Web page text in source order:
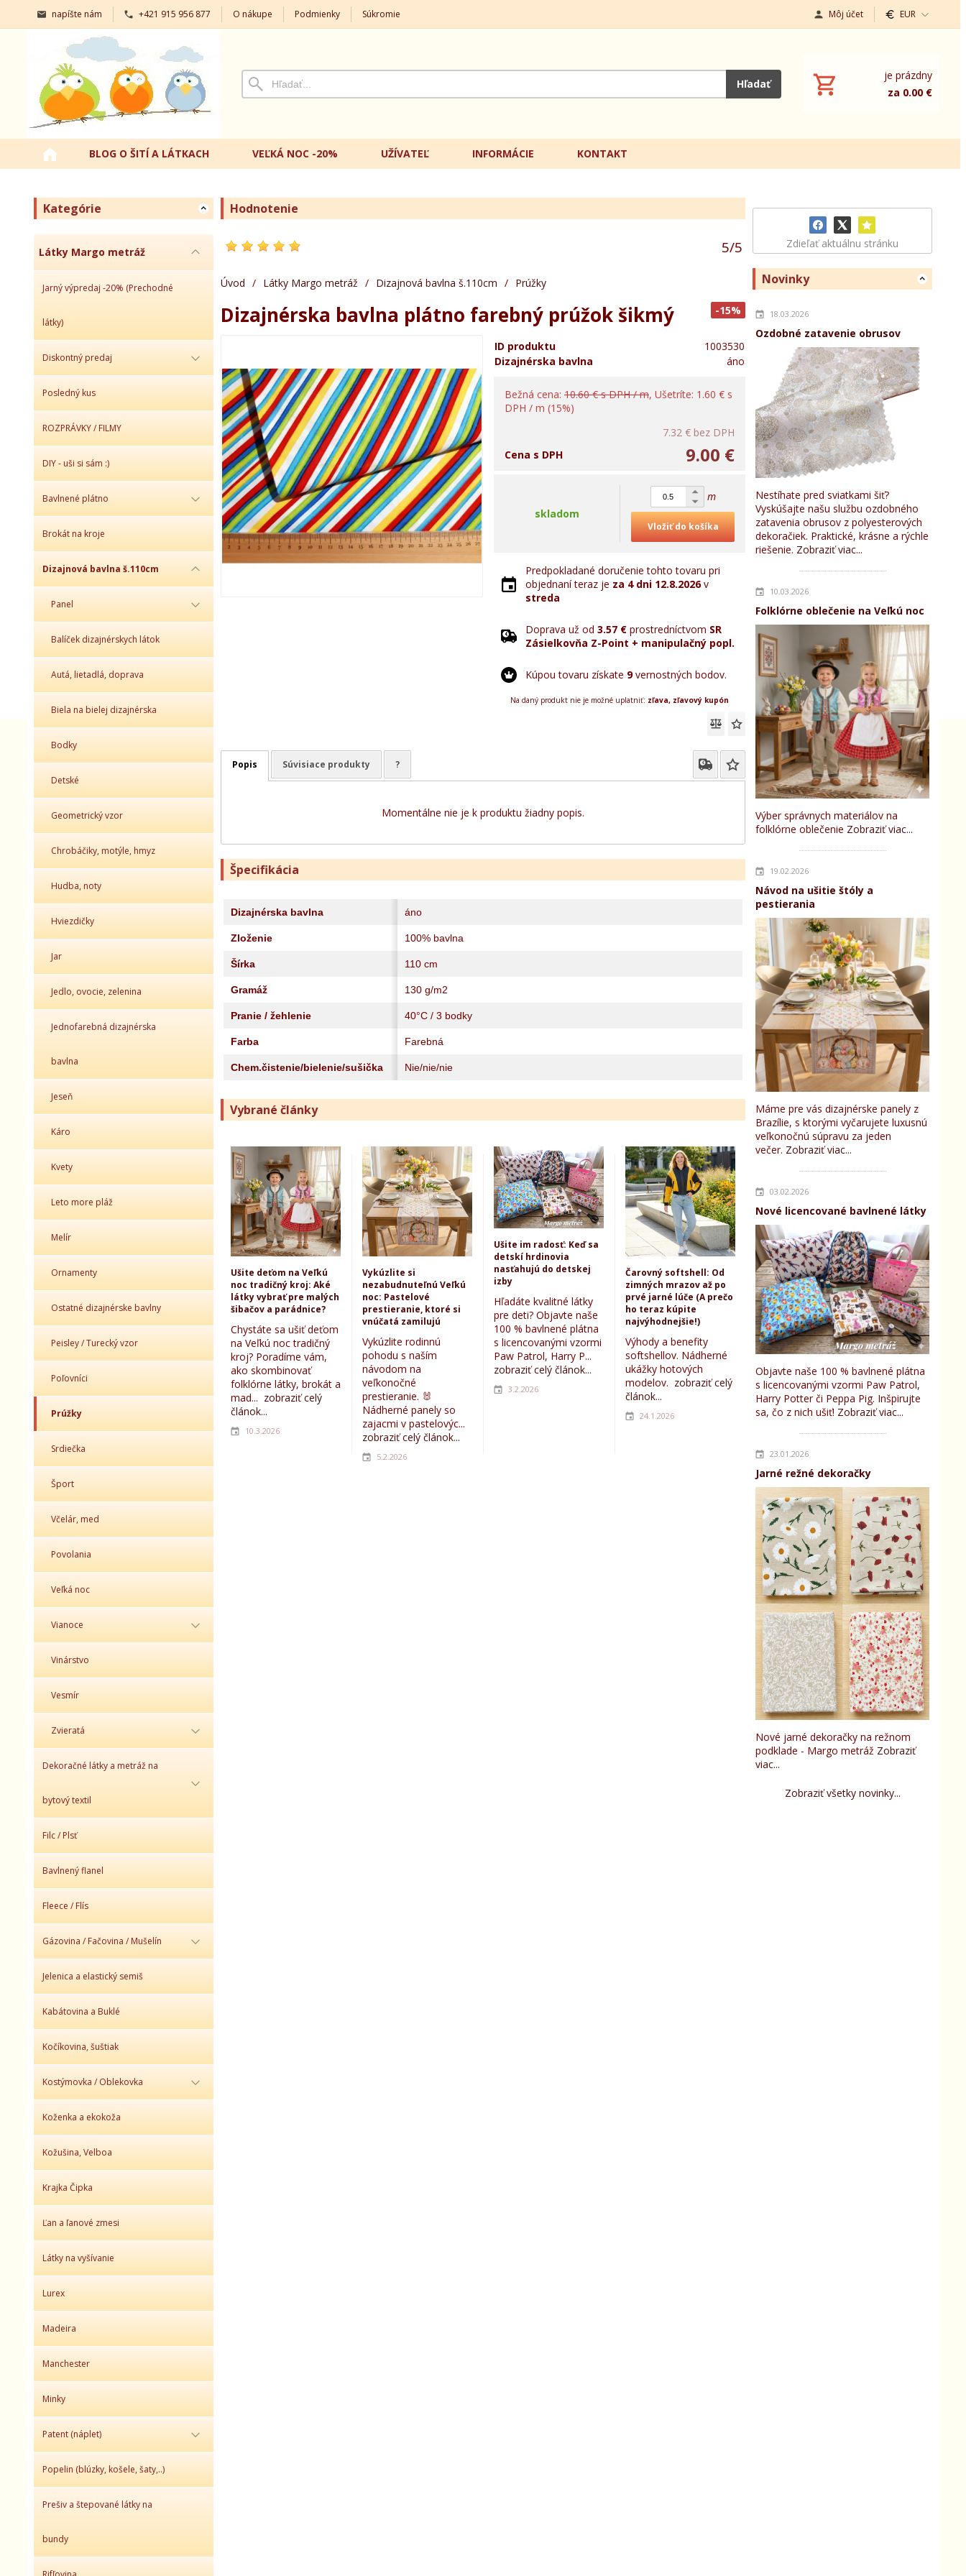
napíšte nám +421 915 956 877 O nákupe Podmienky Súkromie Môj účet EUR
Hľadať
je prázdny
za 0.00 €
BLOG O ŠITÍ A LÁTKACH VEĽKÁ NOC -20% UŽÍVATEĽ INFORMÁCIE KONTAKT
Kategórie
Látky Margo metráž
Jarný výpredaj -20% (Prechodné
látky)
Diskontný predaj
Posledný kus
ROZPRÁVKY / FILMY
DIY - uši si sám :)
Bavlnené plátno
Brokát na kroje
Dizajnová bavlna š.110cm
Panel
Balíček dizajnérskych látok
Autá, lietadlá, doprava
Biela na bielej dizajnérska
Bodky
Detské
Geometrický vzor
Chrobáčiky, motýle, hmyz
Hudba, noty
Hviezdičky
Jar
Jedlo, ovocie, zelenina
Jednofarebná dizajnérska
bavlna
Jeseň
Káro
Kvety
Leto more pláž
Melír
Ornamenty
Ostatné dizajnérske bavlny
Peisley / Turecký vzor
Poľovníci
Prúžky
Srdiečka
Šport
Včelár, med
Povolania
Veľká noc
Vianoce
Vinárstvo
Vesmír
Zvieratá
Dekoračné látky a metráž na
bytový textil
Filc / Plsť
Bavlnený flanel
Fleece / Flís
Gázovina / Fačovina / Mušelín
Jelenica a elastický semiš
Kabátovina a Buklé
Kočíkovina, šuštiak
Kostýmovka / Oblekovka
Koženka a ekokoža
Kožušina, Velboa
Krajka Čipka
Ľan a ľanové zmesi
Látky na vyšívanie
Lurex
Madeira
Manchester
Minky
Patent (náplet)
Popelin (blúzky, košele, šaty,..)
Prešiv a štepované látky na
bundy
Zdieľať aktuálnu stránku
Novinky
18.03.2026
Ozdobné zatavenie obrusov
Nestíhate pred sviatkami šiť?
Vyskúšajte našu službu ozdobného
zatavenia obrusov z polyesterových
dekoračiek. Praktické, krásne a rýchle
riešenie. Zobraziť viac...
10.03.2026
Folklórne oblečenie na Veľkú noc
Výber správnych materiálov na
folklórne oblečenie Zobraziť viac...
19.02.2026
Návod na ušitie štóly a
pestierania
Máme pre vás dizajnérske panely z
Brazílie, s ktorými vyčarujete luxusnú
veľkonočnú súpravu za jeden
večer. Zobraziť viac...
03.02.2026
Nové licencované bavlnené látky
Objavte naše 100 % bavlnené plátna
s licencovanými vzormi Paw Patrol,
Harry Potter či Peppa Pig. Inšpirujte
sa, čo z nich ušiť! Zobraziť viac...
23.01.2026
Jarné režné dekoračky
Nové jarné dekoračky na režnom
podklade - Margo metráž Zobraziť
viac...
Zobraziť všetky novinky...
Hodnotenie
5/5
Úvod / Látky Margo metráž / Dizajnová bavlna š.110cm / Prúžky
-15%
Dizajnérska bavlna plátno farebný prúžok šikmý
ID produktu
1003530
Dizajnérska bavlna
áno
Bežná cena: 10.60 € s DPH / m, Ušetríte: 1.60 € s
DPH / m (15%)
7.32 € bez DPH
9.00 €
Cena s DPH
skladom
m
Vložiť do košíka
Predpokladané doručenie tohto tovaru pri
objednaní teraz je za 4 dni 12.8.2026v
streda
Doprava už od 3.57 € prostredníctvom SR
Zásielkovňa Z-Point + manipulačný popl.
Kúpou tovaru získate 9vernostných bodov.
Na daný produkt nie je možné uplatniť: zľava, zľavový kupón
Popis Súvisiace produkty ?
Momentálne nie je k produktu žiadny popis.
Špecifikácia
Dizajnérska bavlna áno
Zloženie 100% bavlna
Šírka 110 cm
Gramáž 130 g/m2
Pranie / žehlenie 40°C / 3 bodky
Farba Farebná
Chem.čistenie/bielenie/sušička Nie/nie/nie
Vybrané články
Ušite deťom na Veľkú
noc tradičný kroj: Aké
látky vybrať pre malých
šibačov a parádnice?
Chystáte sa ušiť deťom
na Veľkú noc tradičný
kroj? Poradíme vám,
ako skombinovať
folklórne látky, brokát a
mad... zobraziť celý
článok...
10.3.2026
Vykúzlite si
nezabudnuteľnú Veľkú
noc: Pastelové
prestieranie, ktoré si
vnúčatá zamilujú
Vykúzlite rodinnú
pohodu s naším
návodom na
veľkonočné
prestieranie. 🐰
Nádherné panely so
zajacmi v pastelovýc...
zobraziť celý článok...
5.2.2026
Ušite im radosť: Keď sa
detskí hrdinovia
nasťahujú do detskej
izby
Hľadáte kvalitné látky
pre deti? Objavte naše
100 % bavlnené plátna
s licencovanými vzormi
Paw Patrol, Harry P...
zobraziť celý článok...
3.2.2026
Čarovný softshell: Od
zimných mrazov až po
prvé jarné lúče (A prečo
ho teraz kúpite
najvýhodnejšie!)
Výhody a benefity
softshellov. Nádherné
ukážky hotových
modelov. zobraziť celý
článok...
24.1.2026